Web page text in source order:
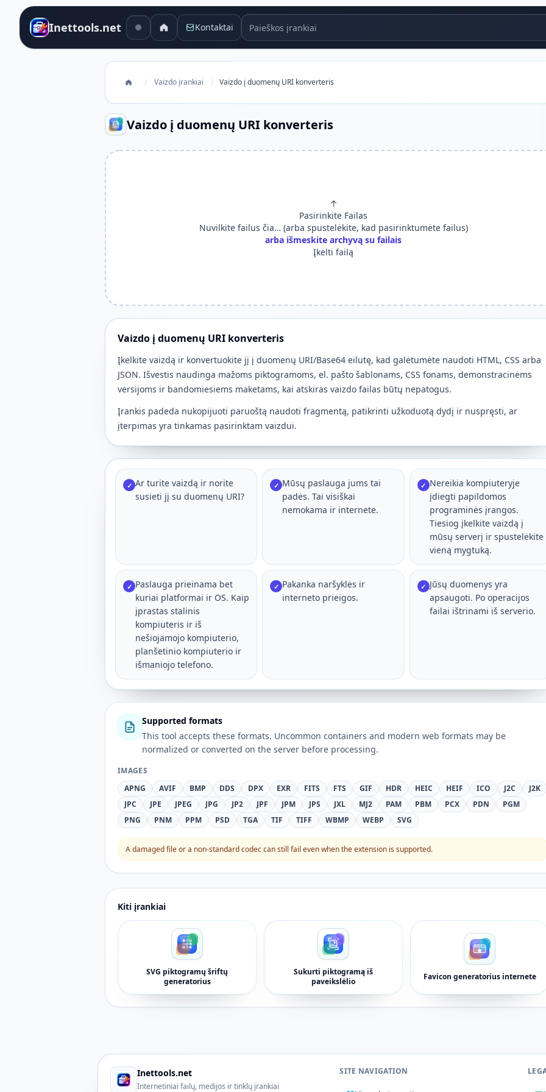
Inettools.net Kontaktai Paieškos įrankiai
/ Vaizdo įrankiai / Vaizdo į duomenų URI konverteris
Vaizdo į duomenų URI konverteris
↑
Pasirinkite Failas
Nuvilkite failus čia… (arba spustelėkite, kad pasirinktumėte failus)
arba išmeskite archyvą su failais
Įkelti failą
Vaizdo į duomenų URI konverteris
Įkelkite vaizdą ir konvertuokite jį į duomenų URI/Base64 eilutę, kad galėtumėte naudoti HTML, CSS arba
JSON. Išvestis naudinga mažoms piktogramoms, el. pašto šablonams, CSS fonams, demonstracinėms
versijoms ir bandomiesiems maketams, kai atskiras vaizdo failas būtų nepatogus.
Įrankis padeda nukopijuoti paruoštą naudoti fragmentą, patikrinti užkoduotą dydį ir nuspręsti, ar
įterpimas yra tinkamas pasirinktam vaizdui.
✓ Ar turite vaizdą ir norite
susieti jį su duomenų URI?
✓ Mūsų paslauga jums tai
padės. Tai visiškai
nemokama ir internete.
✓ Nereikia kompiuteryje
įdiegti papildomos
programinės įrangos.
Tiesiog įkelkite vaizdą į
mūsų serverį ir spustelėkite
vieną mygtuką.
✓ Paslauga prieinama bet
kuriai platformai ir OS. Kaip
įprastas stalinis
kompiuteris ir iš
nešiojamojo kompiuterio,
planšetinio kompiuterio ir
išmaniojo telefono.
✓ Pakanka naršyklės ir
interneto prieigos.
✓ Jūsų duomenys yra
apsaugoti. Po operacijos
failai ištrinami iš serverio.
Supported formats
This tool accepts these formats. Uncommon containers and modern web formats may be
normalized or converted on the server before processing.
IMAGES
APNG
AVIF BMP DDS DPX EXR FITS FTS GIF HDR HEIC HEIF ICO J2C
J2K
JPC
JPE JPEG JPG JP2 JPF JPM JPS JXL MJ2 PAM PBM PCX PDN
PGM
PNG
PNM PPM PSD TGA TIF TIFF WBMP WEBP SVG
A damaged file or a non-standard codec can still fail even when the extension is supported.
Kiti įrankiai
SVG piktogramų šriftų
generatorius
Sukurti piktogramą iš
paveikslėlio
Favicon generatorius internete
Inettools.net
Internetiniai failų, medijos ir tinklų įrankiai
SITE NAVIGATION